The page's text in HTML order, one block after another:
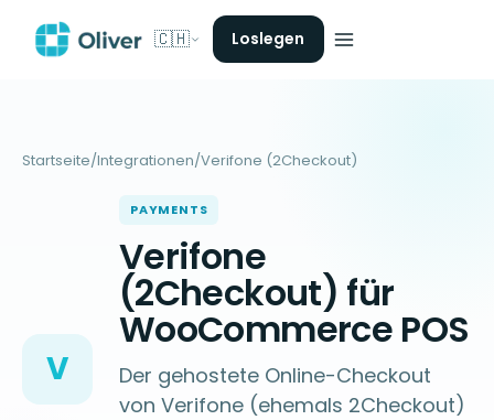
🇨🇭 Loslegen
Startseite/Integrationen/Verifone (2Checkout)
V
PAYMENTS
Verifone
(2Checkout) für
WooCommerce POS
Der gehostete Online-Checkout
von Verifone (ehemals 2Checkout)